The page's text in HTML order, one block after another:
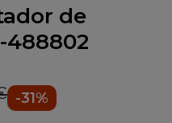
de
488802
-31%